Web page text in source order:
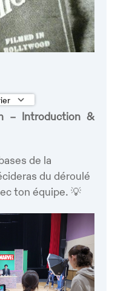
Calendrier Google
– Introduction &
de la
du déroulé
ton équipe. 💡